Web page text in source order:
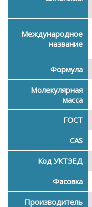
Международное
название
Формула
Молекулярная
масса
ГОСТ
CAS
Код УКТЗЕД
Фасовка
Производитель